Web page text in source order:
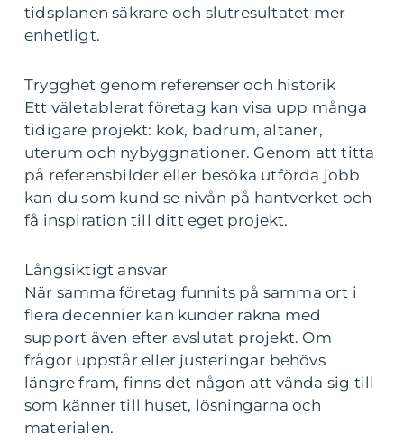
tidsplanen säkrare och slutresultatet mer
enhetligt.
Trygghet genom referenser och historik
Ett väletablerat företag kan visa upp många
tidigare projekt: kök, badrum, altaner,
uterum och nybyggnationer. Genom att titta
på referensbilder eller besöka utförda jobb
kan du som kund se nivån på hantverket och
få inspiration till ditt eget projekt.
Långsiktigt ansvar
När samma företag funnits på samma ort i
flera decennier kan kunder räkna med
support även efter avslutat projekt. Om
frågor uppstår eller justeringar behövs
längre fram, finns det någon att vända sig till
som känner till huset, lösningarna och
materialen.